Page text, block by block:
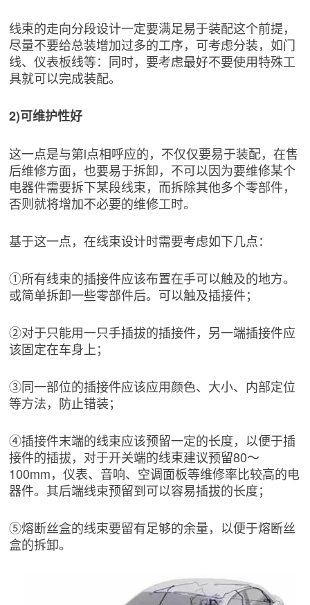
线束的走向分段设计一定要满足易于装配这个前提，
尽量不要给总装增加过多的工序，可考虑分装，如门
线、仪表板线等：同时，要考虑最好不要使用特殊工
具就可以完成装配。
2)可维护性好
这一点是与第l点相呼应的，不仅仅要易于装配，在售
后维修方面，也要易于拆卸，不可以因为要维修某个
电器件需要拆下某段线束，而拆除其他多个零部件，
否则就将增加不必要的维修工时。
基于这一点，在线束设计时需要考虑如下几点：
①所有线束的插接件应该布置在手可以触及的地方。
或简单拆卸一些零部件后。可以触及插接件；
②对于只能用一只手插拔的插接件，另一端插接件应
该固定在车身上；
③同一部位的插接件应该应用颜色、大小、内部定位
等方法，防止错装；
④插接件末端的线束应该预留一定的长度，以便于插
接件的插拔，对于开关端的线束建议预留80～
100mm，仪表、音响、空调面板等维修率比较高的电
器件。其后端线束预留到可以容易插拔的长度；
⑤熔断丝盒的线束要留有足够的余量，以便于熔断丝
盒的拆卸。